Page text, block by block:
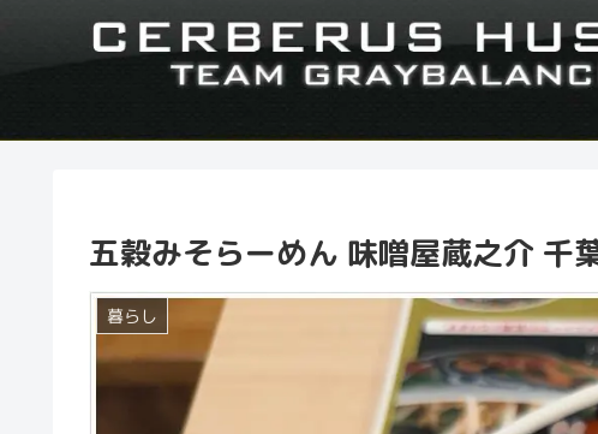
五穀みそらーめん 味噌屋蔵之介 千
暮らし